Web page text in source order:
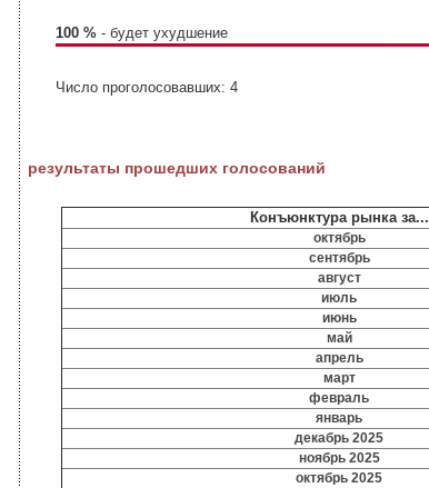
100 % - будет ухудшение
Число проголосовавших: 4
результаты прошедших голосований
Конъюнктура рынка за...
октябрь
сентябрь
август
июль
июнь
май
апрель
март
февраль
январь
декабрь 2025
ноябрь 2025
октябрь 2025